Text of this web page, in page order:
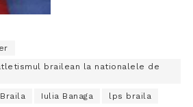
brailean la nationalele de
Iulia Banaga lps braila